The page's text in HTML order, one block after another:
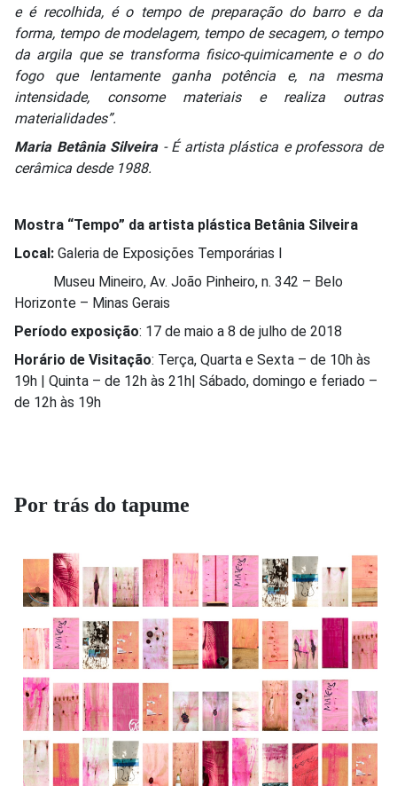
e é recolhida, é o tempo de preparação do barro e da
forma, tempo de modelagem, tempo de secagem, o tempo
da argila que se transforma fisico-quimicamente e o do
fogo que lentamente ganha potência e, na mesma
intensidade, consome materiais e realiza outras
materialidades”.
Maria Betânia Silveira- É artista plástica e professora de
cerâmica desde 1988.
Mostra “Tempo” da artista plástica Betânia Silveira
Local: Galeria de Exposições Temporárias I
Museu Mineiro, Av. João Pinheiro, n. 342 – Belo
Horizonte – Minas Gerais
Período exposição: 17 de maio a 8 de julho de 2018
Horário de Visitação: Terça, Quarta e Sexta – de 10h às
19h | Quinta – de 12h às 21h| Sábado, domingo e feriado –
de 12h às 19h
Por trás do tapume